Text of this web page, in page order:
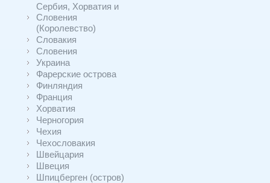
Сербия, Хорватия и
Словения
(Королевство)
Словакия
Словения
Украина
Фарерские острова
Финляндия
Франция
Хорватия
Черногория
Чехия
Чехословакия
Швейцария
Швеция
Шпицберген (остров)